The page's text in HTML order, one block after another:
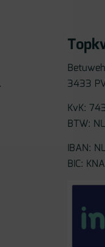
3433
KvK:
BTW:
IBAN:
BIC: